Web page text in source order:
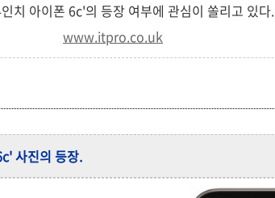
치 아이폰 6c'의 등장 여부에 관심이 쏠리고 있다.
www.itpro.co.uk
사진의 등장.